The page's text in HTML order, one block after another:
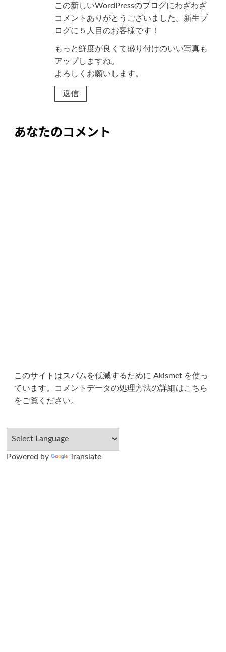
この新しいWordPressのブログにわざわざ
コメントありがとうございました。新生ブ
ログに５人目のお客様です！
もっと鮮度が良くて盛り付けのいい写真も
アップしますね。
よろしくお願いします。
返信
あなたのコメント
このサイトはスパムを低減するために Akismet を使っ
ています。
コメントデータの処理方法の詳細はこちら
をご覧ください。
Powered by Translate